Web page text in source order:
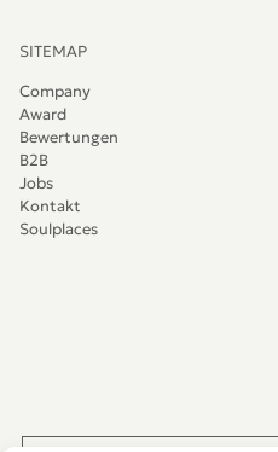
SITEMAP
Company
Award
Bewertungen
B2B
Jobs
Kontakt
Soulplaces